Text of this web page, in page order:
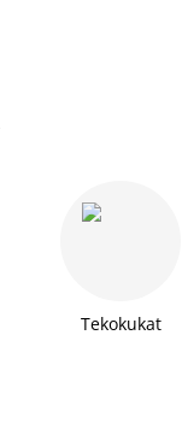
Tekokukat